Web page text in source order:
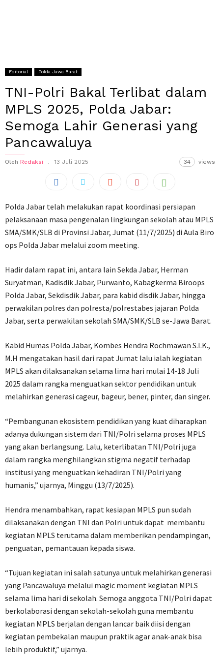
Editorial Polda Jawa Barat
TNI-Polri Bakal Terlibat dalam
MPLS 2025, Polda Jabar:
Semoga Lahir Generasi yang
Pancawaluya
Oleh Redaksi 13 Juli 2025 34 views
Polda Jabar telah melakukan rapat koordinasi persiapan
pelaksanaan masa pengenalan lingkungan sekolah atau MPLS
SMA/SMK/SLB di Provinsi Jabar, Jumat (11/7/2025) di Aula Biro
ops Polda Jabar melalui zoom meeting.
Hadir dalam rapat ini, antara lain Sekda Jabar, Herman
Suryatman, Kadisdik Jabar, Purwanto, Kabagkerma Biroops
Polda Jabar, Sekdisdik Jabar, para kabid disdik Jabar, hingga
perwakilan polres dan polresta/polrestabes jajaran Polda
Jabar, serta perwakilan sekolah SMA/SMK/SLB se-Jawa Barat.
Kabid Humas Polda Jabar, Kombes Hendra Rochmawan S.I.K.,
M.H mengatakan hasil dari rapat Jumat lalu ialah kegiatan
MPLS akan dilaksanakan selama lima hari mulai 14-18 Juli
2025 dalam rangka menguatkan sektor pendidikan untuk
melahirkan generasi cageur, bageur, bener, pinter, dan singer.
“Pembangunan ekosistem pendidikan yang kuat diharapkan
adanya dukungan sistem dari TNI/Polri selama proses MPLS
yang akan berlangsung. Lalu, keterlibatan TNI/Polri juga
dalam rangka menghilangkan stigma negatif terhadap
institusi yang menguatkan kehadiran TNI/Polri yang
humanis,” ujarnya, Minggu (13/7/2025).
Hendra menambahkan, rapat kesiapan MPLS pun sudah
dilaksanakan dengan TNI dan Polri untuk dapat membantu
kegiatan MPLS terutama dalam memberikan pendampingan,
penguatan, pemantauan kepada siswa.
“Tujuan kegiatan ini salah satunya untuk melahirkan generasi
yang Pancawaluya melalui magic moment kegiatan MPLS
selama lima hari di sekolah. Semoga anggota TNI/Polri dapat
berkolaborasi dengan sekolah-sekolah guna membantu
kegiatan MPLS berjalan dengan lancar baik diisi dengan
kegiatan pembekalan maupun praktik agar anak-anak bisa
lebih produktif,” ujarnya.